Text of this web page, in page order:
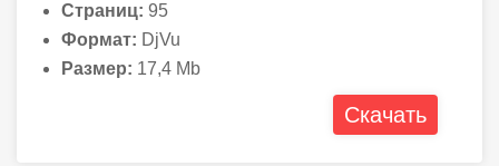
Страниц: 95
Формат: DjVu
Размер: 17,4 Mb
Скачать